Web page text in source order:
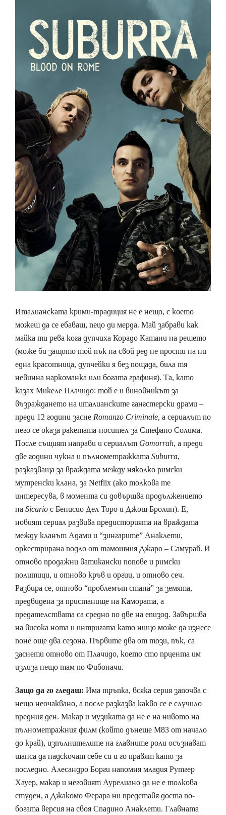
Италианската крими-традиция не е нещо, с което
можеш да се ебаваш, пецо ди мерда. Май забрави как
майка ти рева кога дупчиха Корадо Катани на решето
(може би защото той пък на свой ред не прости на ни
една красотница, дупчейки я без пощада, била тя
невинна наркоманка или богата графиня). Та, като
казах Микеле Плачидо: той е и виновникът за
възраждането на италианските гангстерски драми –
преди 12 години заснеRomanzo Criminale, а сериалът по
него се оказа ракетата-носител за Стефано Солима.
После същият направи и сериалътGomorrah, а преди
две години чукна и пълнометражкатаSuburra,
разказваща за враждата между няколко римски
мутренски клана, за Netflix (ако толкова те
интересува, в момента си довършва продължението
наSicarioс Бенисио Дел Торо и Джош Бролин). Е,
новият сериал развива предисторията на враждата
между кланът Адами и “зингарите” Анаклети,
оркестрирана подло от тамошния Джаро – Самурай. И
отново продажни ватикански попове и римски
политици, и отново кръв и оргии, и отново сеч.
Разбира се, отново “проблемът стана̀” за земята,
предвидена за пристанище на Камората, а
предателствата са средно по две на епизод. Завършва
на висока нота и интригата като нищо може да изнесе
поне още два сезона. Първите два от този, пък, са
заснети отново от Плачидо, което сто прцента им
излиза нещо там по Фибоначи.
Защо да го гледаш: Има тръпка, всяка серия започва с
нещо неочаквано, а после разказва какво се е случило
предния ден. Макар и музиката да не е на нивото на
пълнометражния филм (който дънеше M83 от начало
до край), изпълнителите на главните роли осъзнават
шанса да надскочат себе си и го правят като за
последно. Алесандро Борги напомня младия Рутгер
Хауер, макар и неговият Аурелиано да не е толкова
студен, а Джакомо Ферара ни представя доста по-
богата версия на своя Спадино Анаклети. Главната